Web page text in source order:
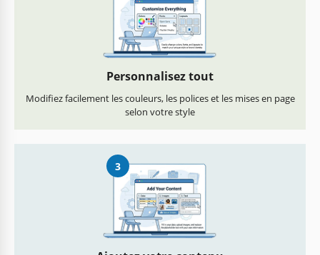
Personnalisez tout
Modifiez facilement les couleurs, les polices et les mises en page
selon votre style
3